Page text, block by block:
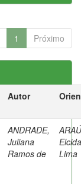
1 Próximo
Autor
ANDRADE,
Juliana
Ramos de
Lima